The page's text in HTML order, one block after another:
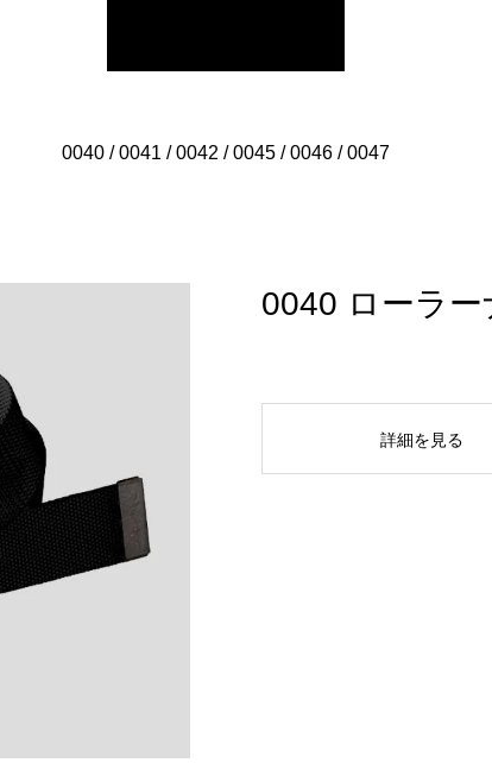
0040 / 0041 / 0042 / 0045 / 0046 / 0047
0040 ローラ
詳細を見る